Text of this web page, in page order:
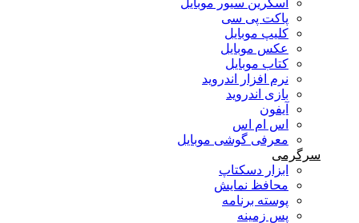
اسکرین سیور موبایل
پاکت پی سی
کلیپ موبایل
عکس موبایل
کتاب موبایل
نرم افزار اندروید
بازی اندروید
آیفون
اس ام اس
معرفی گوشی موبایل
سرگرمی
ابزار دسکتاپ
محافظ نمایش
پوسته برنامه
پس زمینه